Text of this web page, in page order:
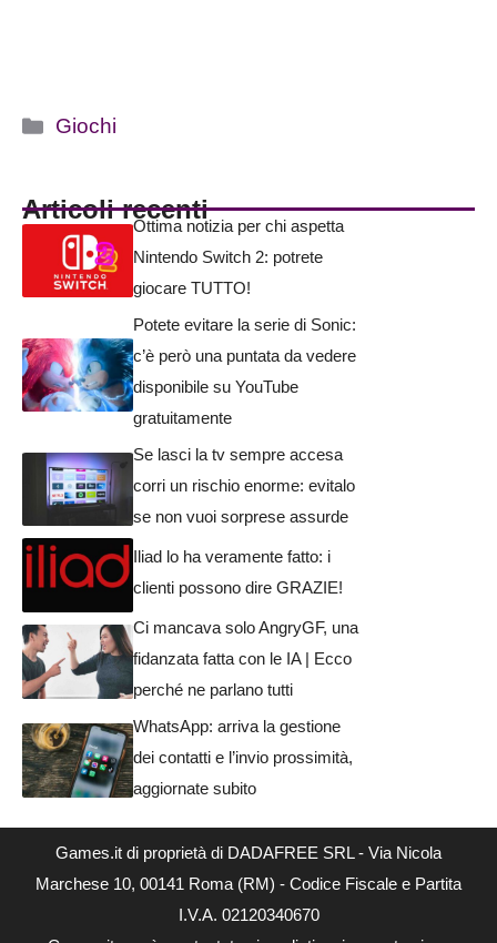
Categorie
Giochi
Articoli recenti
Ottima notizia per chi aspetta
Nintendo Switch 2: potrete
giocare TUTTO!
Potete evitare la serie di Sonic:
c’è però una puntata da vedere
disponibile su YouTube
gratuitamente
Se lasci la tv sempre accesa
corri un rischio enorme: evitalo
se non vuoi sorprese assurde
Iliad lo ha veramente fatto: i
clienti possono dire GRAZIE!
Ci mancava solo AngryGF, una
fidanzata fatta con le IA | Ecco
perché ne parlano tutti
WhatsApp: arriva la gestione
dei contatti e l’invio prossimità,
aggiornate subito
Games.it di proprietà di DADAFREE SRL - Via Nicola
Marchese 10, 00141 Roma (RM) - Codice Fiscale e Partita
I.V.A. 02120340670